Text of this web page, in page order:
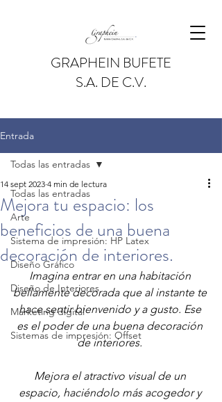
GRAPHEIN BUFETE
S.A. DE C.V.
Entrada
Todas las entradas
Arte
Sistema de impresión: HP Latex
Diseño Gráfico
Diseño de Interiores
Marketing digital
Sistemas de impresión: Offset
Todas las entradas
Mejora tu espacio: los
beneficios de una buena
decoración de interiores.
14 sept 2023 4 min de lectura
Imagina entrar en una habitación
bellamente decorada que al instante te
hace sentir bienvenido y a gusto. Ese
es el poder de una buena decoración
de interiores.
Mejora el atractivo visual de un
espacio, haciéndolo más acogedor y